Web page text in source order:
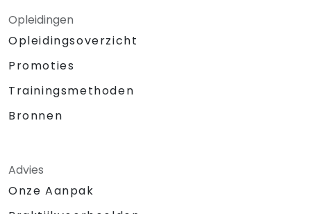
Opleidingen
Opleidingsoverzicht
Promoties
Trainingsmethoden
Bronnen
Advies
Onze Aanpak